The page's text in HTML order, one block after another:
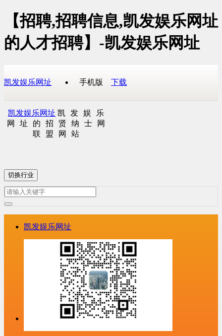
【招聘,招聘信息,凯发娱乐网址
的人才招聘】-凯发娱乐网址
凯发娱乐网址 手机版 下载
凯发娱乐网址 凯发娱乐
网址的招贤纳士网
联盟网站
切换行业
凯发娱乐网址